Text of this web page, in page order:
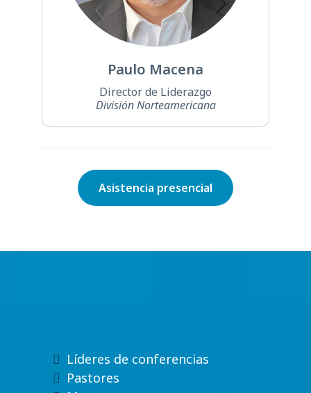
Paulo Macena
Director de Liderazgo
División Norteamericana
Asistencia presencial
Líderes de conferencias
Pastores